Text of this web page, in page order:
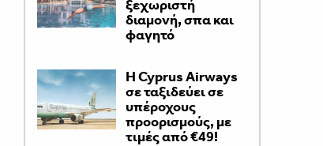
ξεχωριστή
διαμονή, σπα και
φαγητό
H Cyprus Airways
σε ταξιδεύει σε
υπέροχους
προορισμούς, με
τιμές από €49!